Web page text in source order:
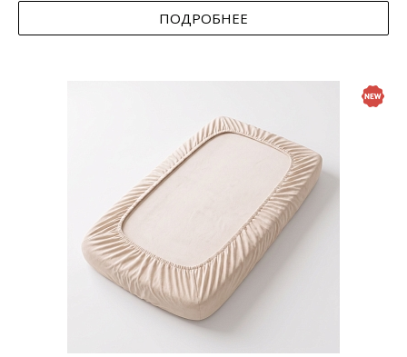
ПОДРОБНЕЕ